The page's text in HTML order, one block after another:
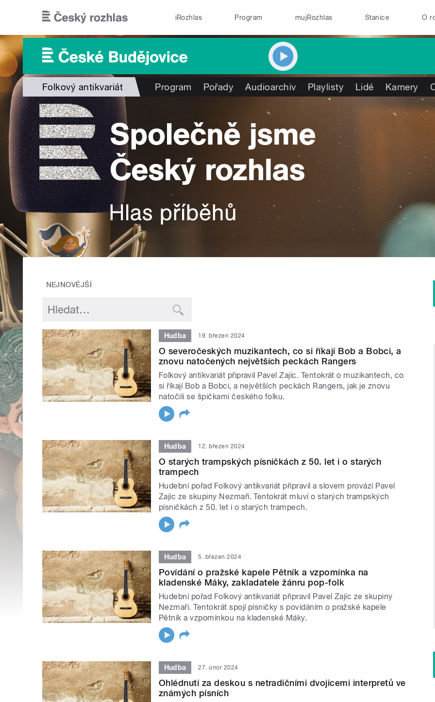
iRozhlas Program mujRozhlas Stanice O
Folkový antikvariát Program Pořady Audioarchiv Playlisty Lidé Kamery
NEJNOVĚJŠÍ
Hudba 19. březen 2024
O severočeských muzikantech, co si říkají Bob a Bobci, a
znovu natočených největších peckách Rangers
Folkový antikvariát připravil Pavel Zajíc. Tentokrát o muzikantech, co
si říkají Bob a Bobci, a největších peckách Rangers, jak je znovu
natočili se špičkami českého folku.
Hudba 12. březen 2024
O starých trampských písničkách z 50. let i o starých
trampech
Hudební pořad Folkový antikvariát připravil a slovem provází Pavel
Zajíc ze skupiny Nezmaři. Tentokrát mluví o starých trampských
písničkách z 50. let i o starých trampech.
Hudba 5. březen 2024
Povídání o pražské kapele Pětník a vzpomínka na
kladenské Máky, zakladatele žánru pop-folk
Hudební pořad Folkový antikvariát připravil Pavel Zajíc ze skupiny
Nezmaři. Tentokrát spojí písničky s povídáním o pražské kapele
Pětník a vzpomínkou na kladenské Máky.
Hudba 27. únor 2024
Ohlédnutí za deskou s netradičními dvojicemi interpretů ve
známých písních